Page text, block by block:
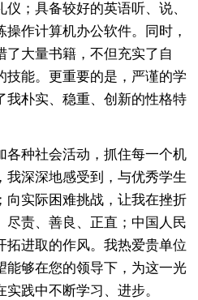
；具备较好的英语听、说、
作计算机办公软件。同时，
了大量书籍，不但充实了自
技能。更重要的是，严谨的学
我朴实、稳重、创新的性格特
各种社会活动，抓住每一个机
我深深地感受到，与优秀学生
向实际困难挑战，让我在挫折
尽责、善良、正直；中国人民
拓进取的作风。我热爱贵单位
能够在您的领导下，为这一光
践中不断学习、进步。